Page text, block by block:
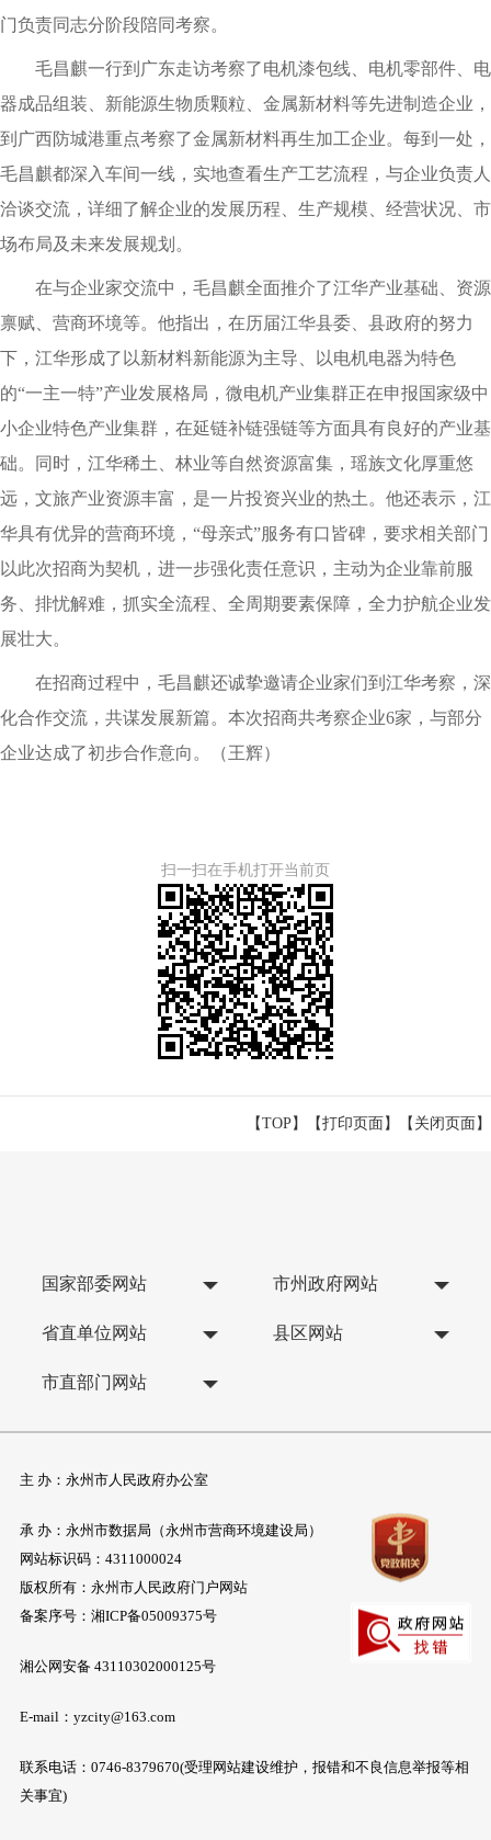
门负责同志分阶段陪同考察。
毛昌麒一行到广东走访考察了电机漆包线、电机零部件、电
器成品组装、新能源生物质颗粒、金属新材料等先进制造企业，
到广西防城港重点考察了金属新材料再生加工企业。每到一处，
毛昌麒都深入车间一线，实地查看生产工艺流程，与企业负责人
洽谈交流，详细了解企业的发展历程、生产规模、经营状况、市
场布局及未来发展规划。
在与企业家交流中，毛昌麒全面推介了江华产业基础、资源
禀赋、营商环境等。他指出，在历届江华县委、县政府的努力
下，江华形成了以新材料新能源为主导、以电机电器为特色
的“一主一特”产业发展格局，微电机产业集群正在申报国家级中
小企业特色产业集群，在延链补链强链等方面具有良好的产业基
础。同时，江华稀土、林业等自然资源富集，瑶族文化厚重悠
远，文旅产业资源丰富，是一片投资兴业的热土。他还表示，江
华具有优异的营商环境，“母亲式”服务有口皆碑，要求相关部门
以此次招商为契机，进一步强化责任意识，主动为企业靠前服
务、排忧解难，抓实全流程、全周期要素保障，全力护航企业发
展壮大。
在招商过程中，毛昌麒还诚挚邀请企业家们到江华考察，深
化合作交流，共谋发展新篇。本次招商共考察企业6家，与部分
企业达成了初步合作意向。（王辉）
扫一扫在手机打开当前页
【TOP】 【打印页面】【 关闭页面】
国家部委网站 市州政府网站
省直单位网站 县区网站
市直部门网站
主 办：永州市人民政府办公室
承 办：永州市数据局（永州市营商环境建设局）
网站标识码：4311000024
版权所有：永州市人民政府门户网站
备案序号： 湘ICP备05009375号
湘公网安备 43110302000125号
E-mail：yzcity@163.com
联系电话：0746-8379670(受理网站建设维护，报错和不良信息举报等相
关事宜)